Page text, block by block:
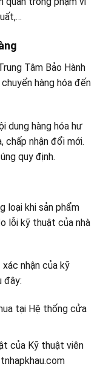
Tâm Bảo Hành
hàng hóa đến
dung hàng hóa hư
chấp nhận đổi mới.
quy định.
loại khi sản phẩm
lỗi kỹ thuật của nhà
nhận của kỹ
đây:
tại Hệ thống cửa
của Kỹ thuật viên